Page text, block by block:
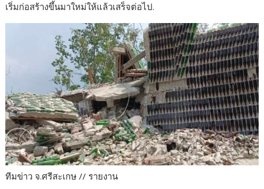
เริ่มก่อสร้างขึ้นมาใหม่ให้แล้วเสร็จต่อไป.
ทีมข่าว จ.ศรีสะเกษ // รายงาน